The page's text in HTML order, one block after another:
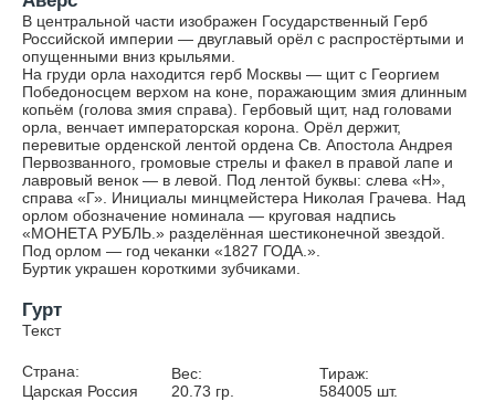
В центральной части изображен Государственный Герб
Российской империи — двуглавый орёл с распростёртыми и
опущенными вниз крыльями.
На груди орла находится герб Москвы — щит с Георгием
Победоносцем верхом на коне, поражающим змия длинным
копьём (голова змия справа). Гербовый щит, над головами
орла, венчает императорская корона. Орёл держит,
перевитые орденской лентой ордена Св. Апостола Андрея
Первозванного, громовые стрелы и факел в правой лапе и
лавровый венок — в левой. Под лентой буквы: слева «Н»,
справа «Г». Инициалы минцмейстера Николая Грачева. Над
орлом обозначение номинала — круговая надпись
«МОНЕТА РУБЛЬ.» разделённая шестиконечной звездой.
Под орлом — год чеканки «1827 ГОДА.».
Буртик украшен короткими зубчиками.
Гурт
Текст
Страна:
Царская Россия
Вес:
20.73 гр.
Тираж:
584005 шт.